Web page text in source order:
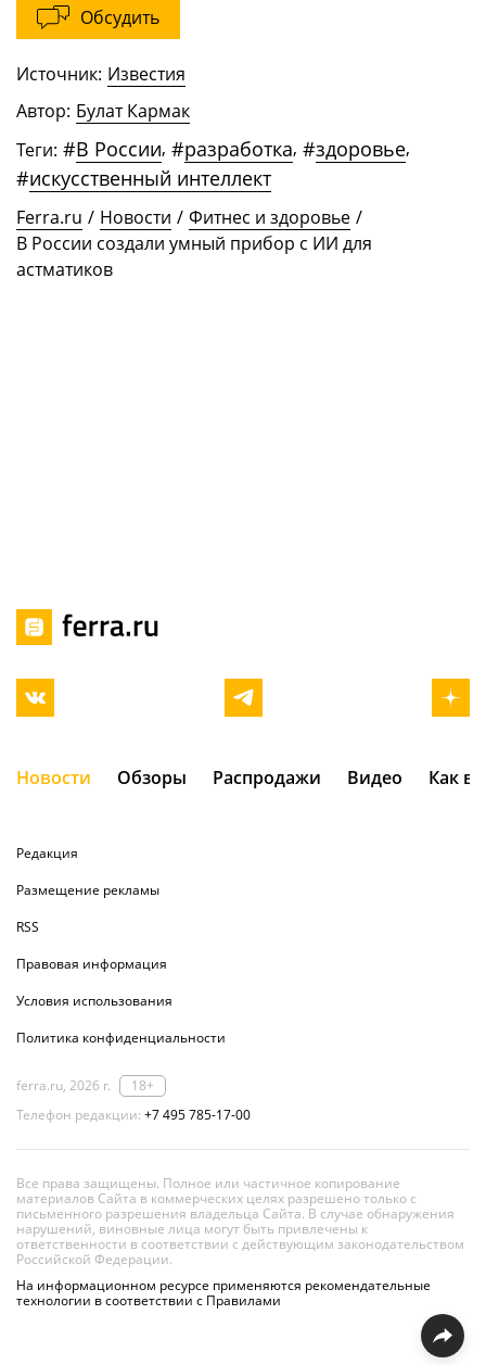
Обсудить
Источник: Известия
Автор: Булат Кармак
Теги: #В России, #разработка, #здоровье,
#искусственный интеллект
Ferra.ru / Новости / Фитнес и здоровье /
В России создали умный прибор с ИИ для
астматиков
Новости Обзоры Распродажи Видео Как
Редакция
Размещение рекламы
RSS
Правовая информация
Условия использования
Политика конфиденциальности
ferra.ru, 2026 г.
18+
Телефон редакции: +7 495 785-17-00
Все права защищены. Полное или частичное копирование
материалов Сайта в коммерческих целях разрешено только с
письменного разрешения владельца Сайта. В случае обнаружения
нарушений, виновные лица могут быть привлечены к
ответственности в соответствии с действующим законодательством
Российской Федерации.
На информационном ресурсе применяются рекомендательные
технологии в соответствии с Правилами